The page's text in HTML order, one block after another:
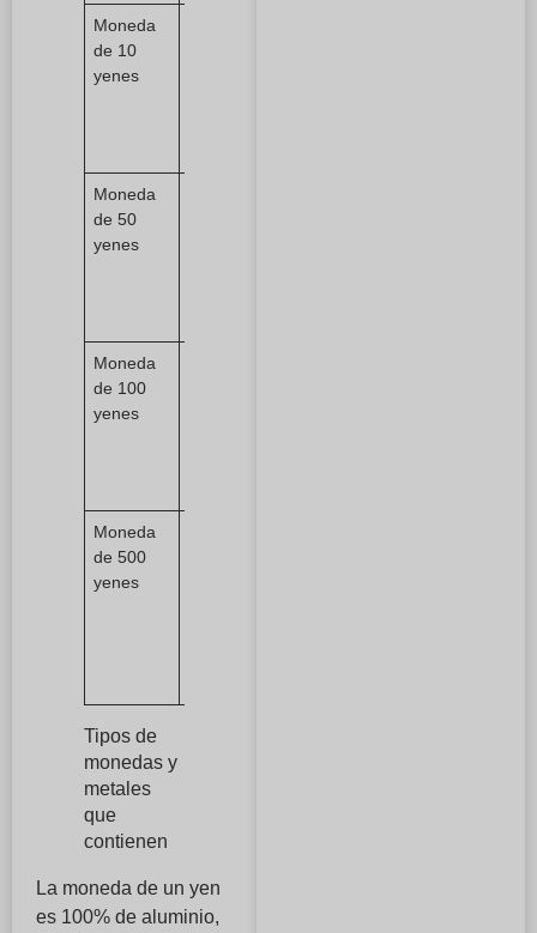
Moneda
de 10
yenes
Moneda
de 50
yenes
Moneda
de 100
yenes
Moneda
de 500
yenes
Tipos de
monedas y
metales
que
contienen
La moneda de un yen
es 100% de aluminio,